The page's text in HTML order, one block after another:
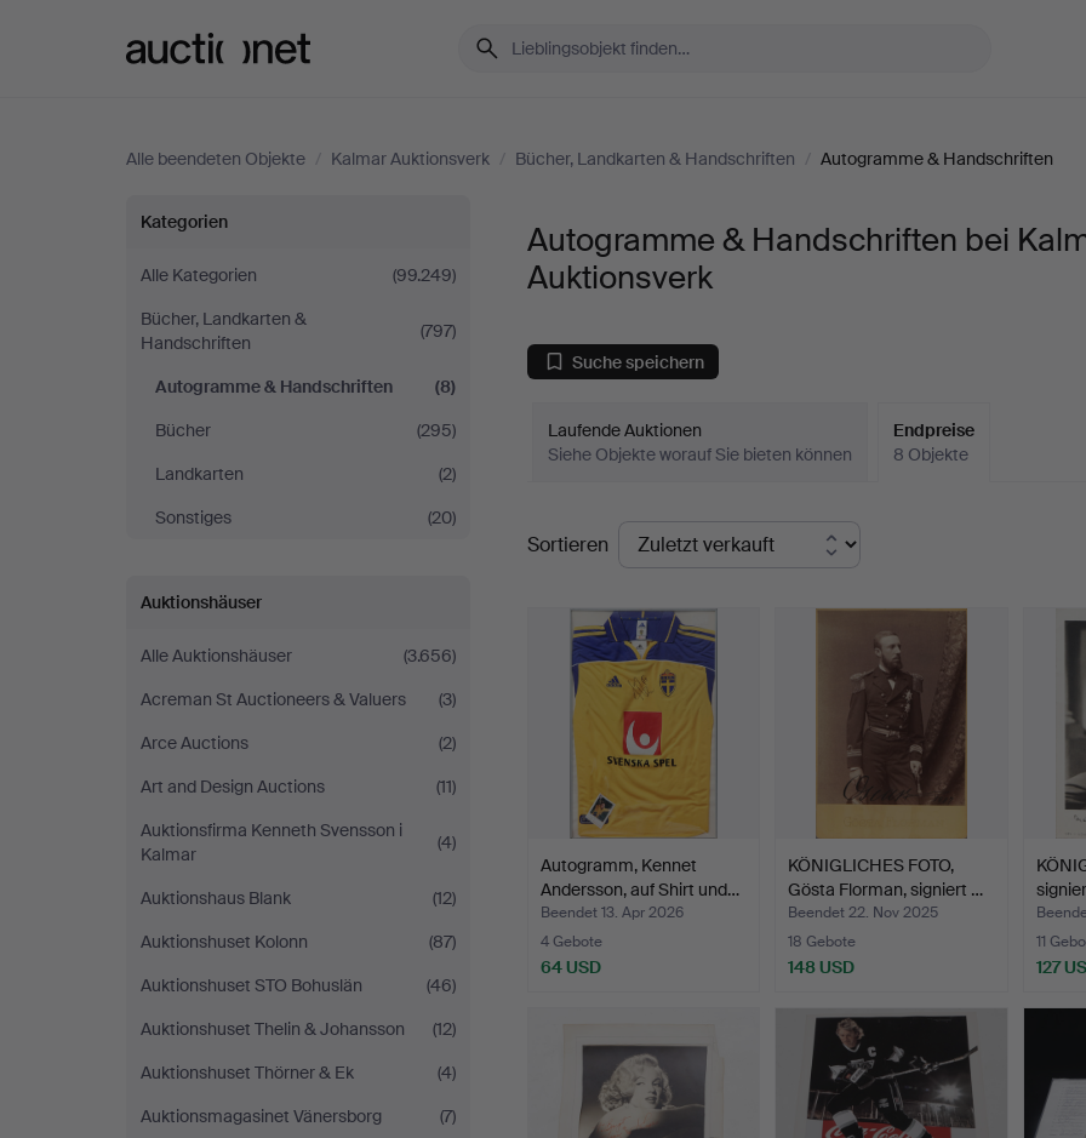
Alle beendeten Objekte / Kalmar Auktionsverk / Bücher, Landkarten & Handschriften / Autogramme & Handschriften
Autogramme
&
Handschriften
bei
Kalmar
Auktionsverk
Kategorien
Alle Kategorien
(99.249)
Bücher, Landkarten &
Handschriften
(797)
Autogramme & Handschriften
(8)
Bücher
(295)
Landkarten
(2)
Sonstiges
(20)
Auktionshäuser
Alle Auktionshäuser
(3.656)
Acreman St Auctioneers & Valuers
(3)
Arce Auctions
(2)
Art and Design Auctions
(11)
Auktionsfirma Kenneth Svensson i
Kalmar
(4)
Auktionshaus Blank
(12)
Auktionshuset Kolonn
(87)
Auktionshuset STO Bohuslän
(46)
Auktionshuset Thelin & Johansson
(12)
Auktionshuset Thörner & Ek
(4)
Auktionsmagasinet Vänersborg
(7)
Autogramme & Handschriften bei
Auktionsverk
Suche speichern
Laufende Auktionen
Siehe Objekte worauf Sie bieten können
Endpreise
8 Objekte
Endpreise
Sortieren
Autogramm, Kennet
Andersson, auf Shirt und…
Beendet 13. Apr 2026
4 Gebote
64 USD
KÖNIGLICHES FOTO,
Gösta Florman, signiert …
Beendet 22. Nov 2025
18 Gebote
148 USD
11
127